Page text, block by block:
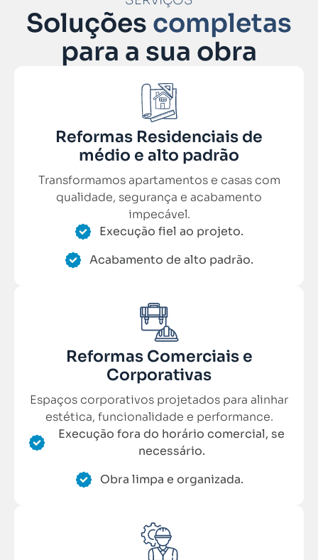
Soluções completas
para a sua obra
Reformas Residenciais de
médio e alto padrão
Transformamos apartamentos e casas com
qualidade, segurança e acabamento
impecável.
Execução fiel ao projeto.
Acabamento de alto padrão.
Reformas Comerciais e
Corporativas
Espaços corporativos projetados para alinhar
estética, funcionalidade e performance.
Execução fora do horário comercial, se
necessário.
Obra limpa e organizada.